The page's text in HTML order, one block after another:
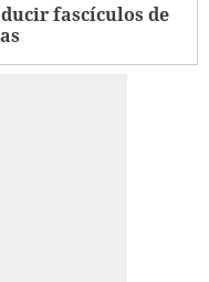
fascículos de